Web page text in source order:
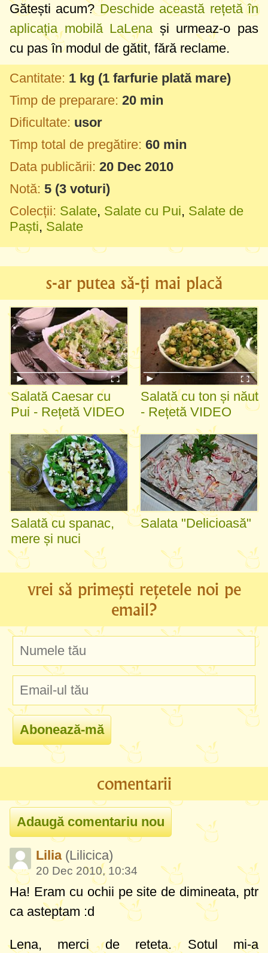
Gătești acum?Deschide această rețetă în
aplicația mobilă LaLena și urmeaz-o pas
cu pas în modul de gătit, fără reclame.
Cantitate: 1 kg (1 farfurie plată mare)
Timp de preparare: 20 min
Dificultate: usor
Timp total de pregătire: 60 min
Data publicării: 20 Dec 2010
Notă: 5 (3 voturi)
Colecții: Salate, Salate cu Pui, Salate de
Paști, Salate
s-ar putea să-ți mai placă
Salată Caesar cu
Pui - Rețetă VIDEO
Salată cu ton și năut
- Rețetă VIDEO
Salată cu spanac,
mere și nuci
Salata "Delicioasă"
vrei să primești rețetele noi pe
email?
comentarii
Lilia (Lilicica)
20 Dec 2010, 10:34
Ha! Eram cu ochii pe site de dimineata, ptr
ca asteptam :d
Lena, merci de reteta. Sotul mi-a